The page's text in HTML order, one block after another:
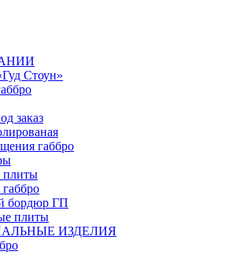
Стоун»
заказ
габбро
плиты
габбро
бордюр ГП
плиты
ИЗДЕЛИЯ